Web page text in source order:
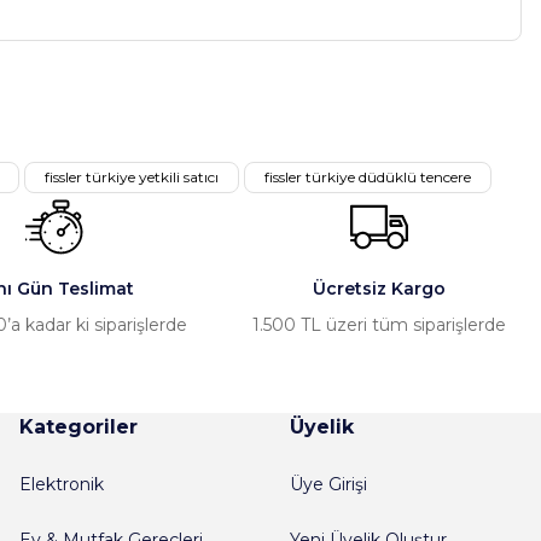
fissler türkiye yetkili satıcı fissler türkiye düdüklü tencere
Gün Teslimat
kadar ki siparişlerde
Ücretsiz Kargo
1.500 TL üzeri tüm siparişlerde
Kategoriler
Elektronik
Üyelik
Üye Girişi